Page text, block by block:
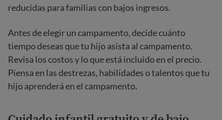
reducidas para familias con bajos ingresos.
Antes de elegir un campamento, decide cuánto
tiempo deseas que tu hijo asista al campamento.
Revisa los costos y lo que está incluido en el precio.
Piensa en las destrezas, habilidades o talentos que tu
hijo aprenderá en el campamento.